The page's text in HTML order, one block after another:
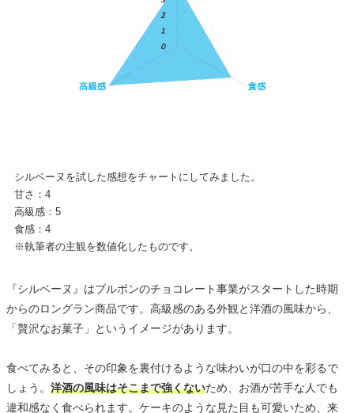
シルベーヌを試した感想をチャートにしてみました。
甘さ：4
高級感：5
食感：4
※執筆者の主観を数値化したものです。
『シルベーヌ』はブルボンのチョコレート事業がスタートした時期
からのロングラン商品です。高級感のある外観と洋酒の風味から、
「贅沢なお菓子」というイメージがあります。
食べてみると、その印象を裏付けるような味わいが口の中を彩るで
しょう。 洋酒の風味はそこまで強くないため、お酒が苦手な人でも
違和感なく食べられます。ケーキのような見た目も可愛いため、来